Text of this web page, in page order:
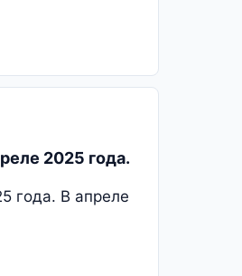
2025 года.
года. В апреле